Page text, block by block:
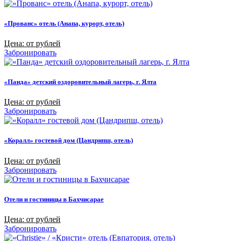
«Прованс» отель (Анапа, курорт, отель)
Цена: от рублей
Забронировать
«Панда» детский оздоровительный лагерь, г. Ялта
Цена: от рублей
Забронировать
«Коралл» гостевой дом (Цандрипш, отель)
Цена: от рублей
Забронировать
Отели и гостиницы в Бахчисарае
Цена: от рублей
Забронировать